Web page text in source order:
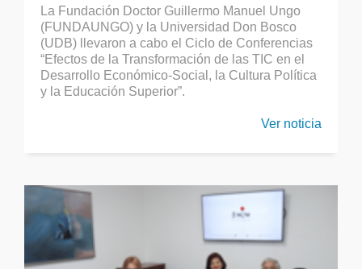
La Fundación Doctor Guillermo Manuel Ungo
(FUNDAUNGO) y la Universidad Don Bosco
(UDB) llevaron a cabo el Ciclo de Conferencias
“Efectos de la Transformación de las TIC en el
Desarrollo Económico-Social, la Cultura Política
y la Educación Superior”.
Ver noticia